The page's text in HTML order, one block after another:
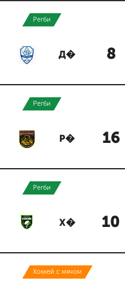
Регби
Д� 8
Регби
Р� 16
Регби
Х� 10
Хоккей с мячом